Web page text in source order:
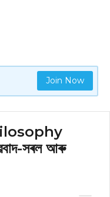
Join Now
সৰল আৰু